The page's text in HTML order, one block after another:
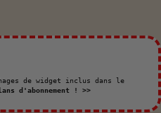
de widget inclus dans le
d'abonnement ! >>